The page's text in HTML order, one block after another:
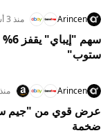
Arincen منذ 3 أشهر
ستوب"
Arincen منذ 3 أشهر
عرض قوي من "جيم
ضخمة